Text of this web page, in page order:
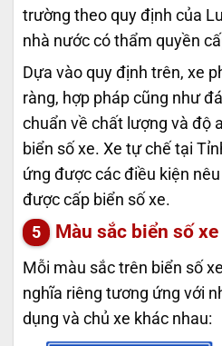
trường theo quy định của
nhà nước có thẩm quyền
Dựa vào quy định trên, xe
ràng, hợp pháp cũng như
chuẩn về chất lượng và độ
biển số xe. Xe tự chế tại
ứng được các điều kiện
được cấp biển số xe.
Màu sắc biển số xe
Mỗi màu sắc trên biển số
nghĩa riêng tương ứng với
dụng và chủ xe khác nhau: